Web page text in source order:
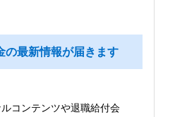
の最新情報が届きます
コンテンツや退職給付会